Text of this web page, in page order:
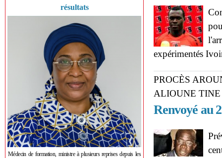
résultats
Médecin de formation, ministre à plusieurs reprises depuis les
expérimentés
PROCÈS
ALIOUNE TINE
Renvoyé au